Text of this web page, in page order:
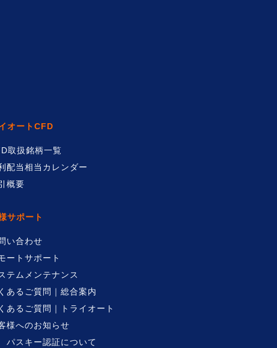
オートCFD
取扱銘柄一覧
配当相当カレンダー
概要
サポート
い合わせ
ートサポート
テムメンテナンス
あるご質問｜総合案内
あるご質問｜トライオート
様へのお知らせ
パスキー認証について